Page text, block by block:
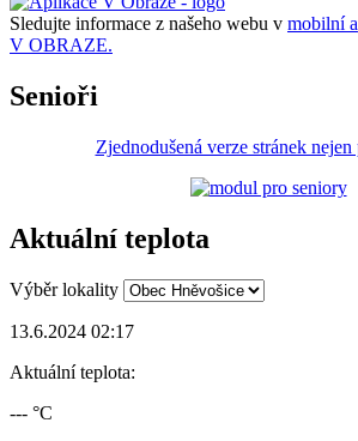
Sledujte informace z našeho webu v mobilní
V OBRAZE.
Senioři
Zjednodušená verze stránek
Aktuální teplota
Výběr lokality
13.6.2024 02:17
Aktuální teplota:
--- °C